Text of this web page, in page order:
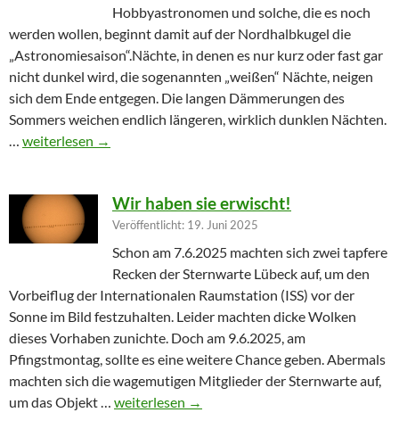
Hobbyastronomen und solche, die es noch
werden wollen, beginnt damit auf der Nordhalbkugel die
„Astronomiesaison“.Nächte, in denen es nur kurz oder fast gar
nicht dunkel wird, die sogenannten „weißen“ Nächte, neigen
sich dem Ende entgegen. Die langen Dämmerungen des
Sommers weichen endlich längeren, wirklich dunklen Nächten.
… Furioser Auftakt zur Herbstsaison
weiterlesen →
Wir haben sie erwischt!
Veröffentlicht: 19. Juni 2025
Schon am 7.6.2025 machten sich zwei tapfere
Recken der Sternwarte Lübeck auf, um den
Vorbeiflug der Internationalen Raumstation (ISS) vor der
Sonne im Bild festzuhalten. Leider machten dicke Wolken
dieses Vorhaben zunichte. Doch am 9.6.2025, am
Pfingstmontag, sollte es eine weitere Chance geben. Abermals
machten sich die wagemutigen Mitglieder der Sternwarte auf,
um das Objekt … Wir haben sie erwischt!
weiterlesen →